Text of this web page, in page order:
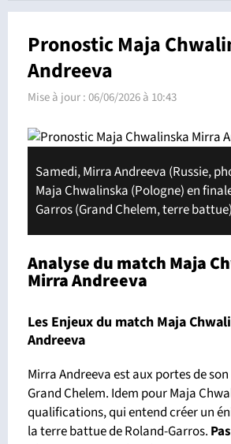
Pronostic Maja
Andreeva
Mise à jour :06/06/2026 à 10:43
Samedi, Mirra Andreeva (Russie,
Maja Chwalinska (Pologne) en
Garros (Grand Chelem, terre battue)
Analyse du match Maja
Mirra Andreeva
Les Enjeux du match Maja
Andreeva
Mirra Andreeva est aux portes de
Grand Chelem. Idem pour Maja
qualifications, qui entend créer un
la terre battue de Roland-Garros.